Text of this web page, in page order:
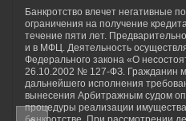
Банкротство влечет негативные
ограничения на получение
течение пяти лет.
и в МФЦ. Деятельность
Федерального закона «О
26.10.2002 № 127-ФЗ. Гражданин
дальнейшего исполнения
вынесения Арбитражным судом
процедуры реализации имущества